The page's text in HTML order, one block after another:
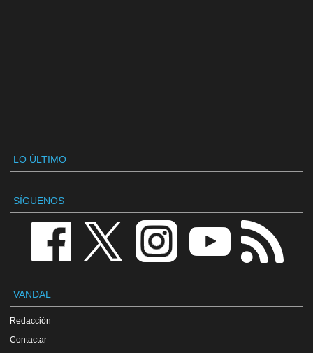
LO ÚLTIMO
SÍGUENOS
VANDAL
Redacción
Contactar